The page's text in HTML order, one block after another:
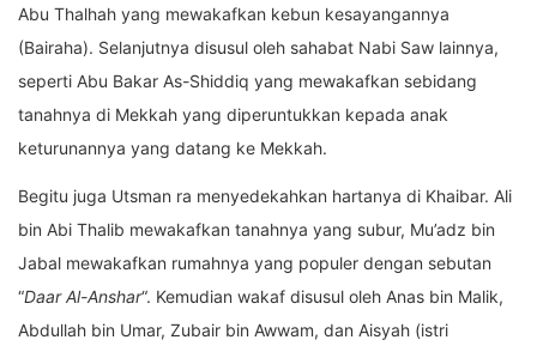
Abu Thalhah yang mewakafkan kebun kesayangannya
(Bairaha). Selanjutnya disusul oleh sahabat Nabi Saw lainnya,
seperti Abu Bakar As-Shiddiq yang mewakafkan sebidang
tanahnya di Mekkah yang diperuntukkan kepada anak
keturunannya yang datang ke Mekkah.
Begitu juga Utsman ra menyedekahkan hartanya di Khaibar. Ali
bin Abi Thalib mewakafkan tanahnya yang subur, Mu’adz bin
Jabal mewakafkan rumahnya yang populer dengan sebutan
“Daar Al-Anshar“. Kemudian wakaf disusul oleh Anas bin Malik,
Abdullah bin Umar, Zubair bin Awwam, dan Aisyah (istri